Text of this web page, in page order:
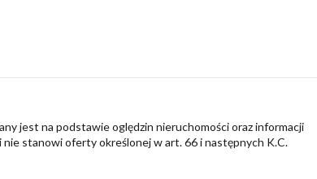
jest na podstawie oględzin nieruchomości oraz informacji
nie stanowi oferty określonej w art. 66 i następnych K.C.